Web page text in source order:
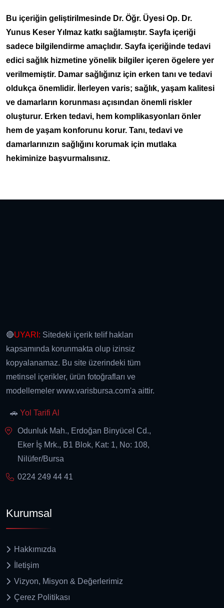
Bu içeriğin geliştirilmesinde Dr. Öğr. Üyesi Op. Dr.
Yunus Keser Yılmaz katkı sağlamıştır. Sayfa içeriği
sadece bilgilendirme amaçlıdır. Sayfa içeriğinde tedavi
edici sağlık hizmetine yönelik bilgiler içeren ögelere yer
verilmemiştir. Damar sağlığınız için erken tanı ve tedavi
oldukça önemlidir. İlerleyen varis; sağlık, yaşam kalitesi
ve damarların korunması açısından önemli riskler
oluşturur. Erken tedavi, hem komplikasyonları önler
hem de yaşam konforunu korur. Tanı, tedavi ve
damarlarınızın sağlığını korumak için mutlaka
hekiminize başvurmalısınız.
🔴UYARI: Sitedeki içerik telif hakları
kapsamında korunmakta olup izinsiz
kopyalanamaz. Bu site üzerindeki tüm
metinsel içerikler, ürün fotoğrafları ve
modellemeler www.varisbursa.com'a aittir.
🚗 Yol Tarifi Al
Odunluk Mah., Erdoğan Binyücel Cd.,
Eker İş Mrk., B1 Blok, Kat: 1, No: 108,
Nilüfer/Bursa
0224 249 44 41
Kurumsal
Hakkımızda
İletişim
Vizyon, Misyon & Değerlerimiz
Çerez Politikası